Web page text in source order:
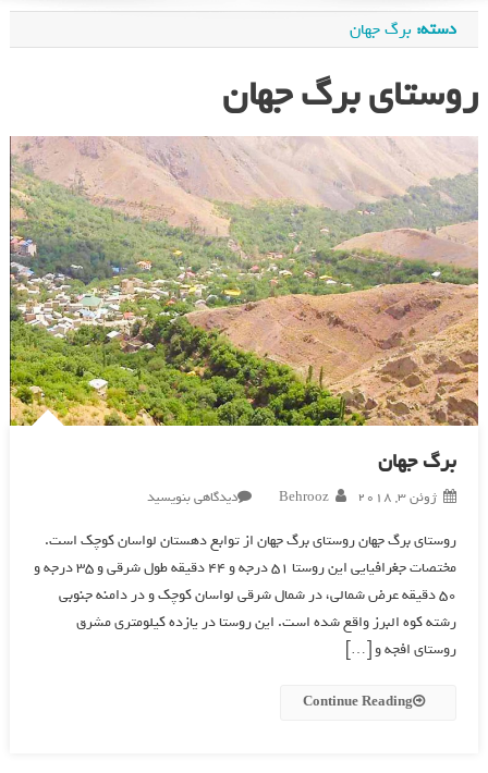
دسته: برگ جهان
روستای برگ جهان
برگ جهان
ژوئن 3, 2018 Behrooz دیدگاهی بنویسیددر
جهان
روستای برگ جهان روستای برگ جهان از توابع دهستان لواسان کوچک است.
مختصات جغرافیایی این روستا ۵۱ درجه و ۴۴ دقیقه طول شرقی و ۳۵ درجه و
۵۰ دقیقه عرض شمالی، در شمال شرقی لواسان کوچک و در دامنه جنوبی
رشته کوه البرز واقع شده‌ است. این روستا در یازده کیلومتری مشرق
روستای افجه و […]
Continue Reading